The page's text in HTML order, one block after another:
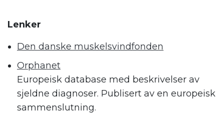
Lenker
Den danske muskelsvindfonden
Orphanet
Europeisk database med beskrivelser av
sjeldne diagnoser. Publisert av en europeisk
sammenslutning.